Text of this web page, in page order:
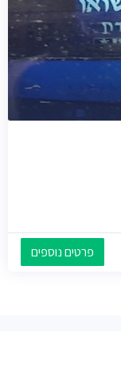
פרטים נוספים